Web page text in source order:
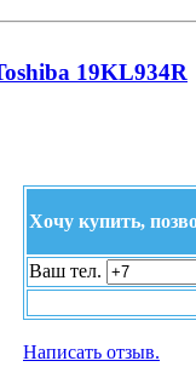
19KL934R
Хочу купить,
Ваш тел.
Написать отзыв.